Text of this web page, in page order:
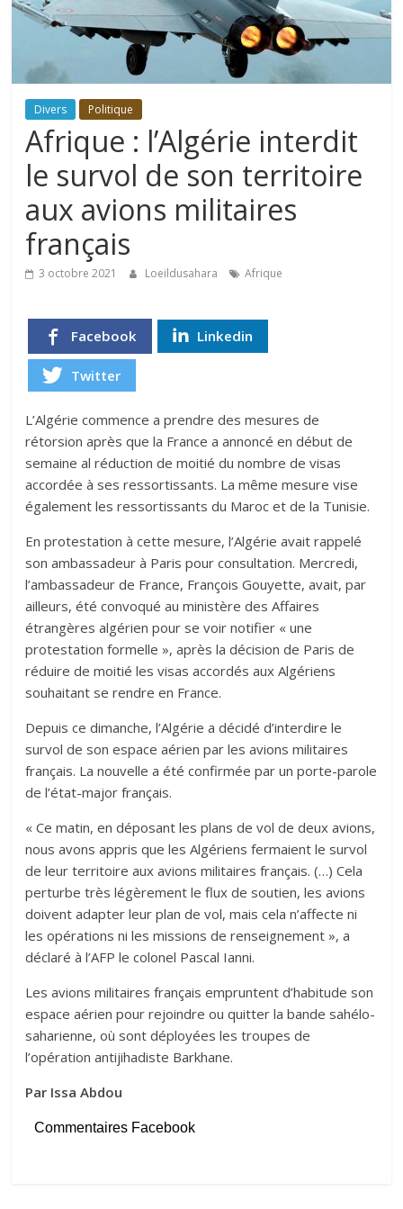
Divers Politique
Afrique : l’Algérie interdit
le survol de son territoire
aux avions militaires
français
3 octobre 2021 Loeildusahara Afrique
Facebook Linkedin
Twitter
L’Algérie commence a prendre des mesures de
rétorsion après que la France a annoncé en début de
semaine al réduction de moitié du nombre de visas
accordée à ses ressortissants. La même mesure vise
également les ressortissants du Maroc et de la Tunisie.
En protestation à cette mesure, l’Algérie avait rappelé
son ambassadeur à Paris pour consultation. Mercredi,
l’ambassadeur de France, François Gouyette, avait, par
ailleurs, été convoqué au ministère des Affaires
étrangères algérien pour se voir notifier « une
protestation formelle », après la décision de Paris de
réduire de moitié les visas accordés aux Algériens
souhaitant se rendre en France.
Depuis ce dimanche, l’Algérie a décidé d’interdire le
survol de son espace aérien par les avions militaires
français. La nouvelle a été confirmée par un porte-parole
de l’état-major français.
« Ce matin, en déposant les plans de vol de deux avions,
nous avons appris que les Algériens fermaient le survol
de leur territoire aux avions militaires français. (…) Cela
perturbe très légèrement le flux de soutien, les avions
doivent adapter leur plan de vol, mais cela n’affecte ni
les opérations ni les missions de renseignement », a
déclaré à l’AFP le colonel Pascal Ianni.
Les avions militaires français empruntent d’habitude son
espace aérien pour rejoindre ou quitter la bande sahélo-
saharienne, où sont déployées les troupes de
l’opération antijihadiste Barkhane.
Par Issa Abdou
Commentaires Facebook